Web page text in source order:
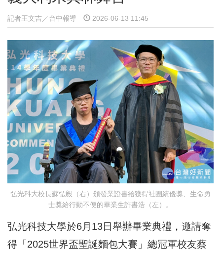
記者王文吉／台中報導 2026-06-13 11:45
弘光科大校長蘇弘毅（右）頒發業證書給獲得社團績優獎、生命勇
士獎給行動不便的畢業生許書浩（左）。
弘光科技大學於6月13日舉辦畢業典禮，邀請奪
得「2025世界盃聖誕麵包大賽」總冠軍校友蔡